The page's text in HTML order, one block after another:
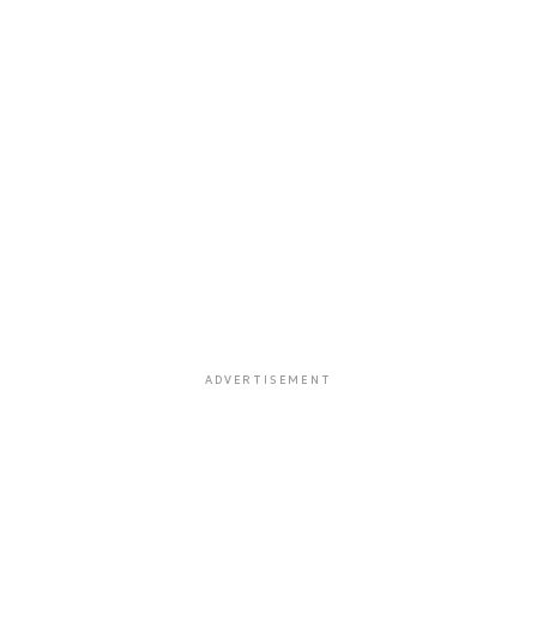
ADVERTISEMENT